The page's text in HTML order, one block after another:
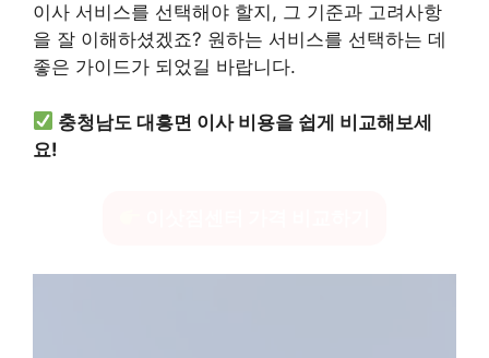
이사 서비스를 선택해야 할지, 그 기준과 고려사항
을 잘 이해하셨겠죠? 원하는 서비스를 선택하는 데
좋은 가이드가 되었길 바랍니다.
충청남도 대흥면 이사 비용을 쉽게 비교해보세
요!